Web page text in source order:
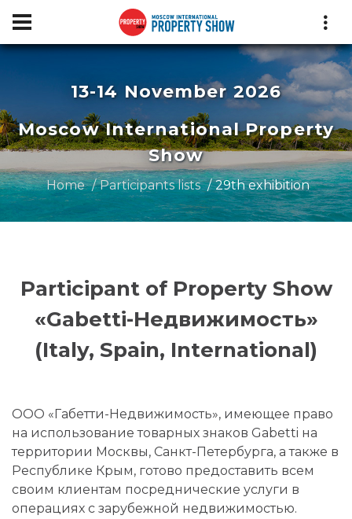
13-14 November 2026
Moscow International Property
Show
Home Participants lists 29th exhibition
Participant of Property Show
«Gabetti-Недвижимость»
(Italy, Spain, International)
ООО «Габетти-Недвижимость», имеющее право
на использование товарных знаков Gabetti на
территории Москвы, Санкт-Петербурга, а также в
Республике Крым, готово предоставить всем
своим клиентам посреднические услуги в
операциях c зарубежной недвижимостью.